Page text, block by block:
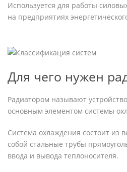
Используется для работы
на предприятиях
Для чего нужен
Радиатором называют
основным элементом системы
Система охлаждения состоит из
собой стальные трубы
ввода и вывода теплоносителя.